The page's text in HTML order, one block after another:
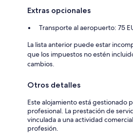
Extras opcionales
Transporte al aeropuerto: 75
La lista anterior puede estar
que los impuestos no estén
cambios.
Otros detalles
Este alojamiento está gestionado
profesional. La prestación de
vinculada a una actividad
profesión.